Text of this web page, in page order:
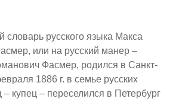
словарь русского языка Макса
или на русский манер –
Фасмер, родился в Санкт-
1886 г. в семье русских
– купец – переселился в Петербург